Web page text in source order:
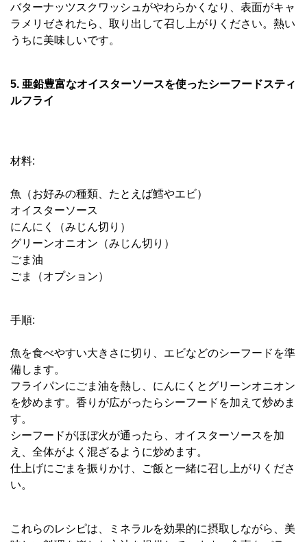
バターナッツスクワッシュがやわらかくなり、表面がキャ
ラメリゼされたら、取り出して召し上がりください。熱い
うちに美味しいです。
5. 亜鉛豊富なオイスターソースを使ったシーフードスティ
ルフライ
材料:
魚（お好みの種類、たとえば鱈やエビ）
オイスターソース
にんにく（みじん切り）
グリーンオニオン（みじん切り）
ごま油
ごま（オプション）
手順:
魚を食べやすい大きさに切り、エビなどのシーフードを準
備します。
フライパンにごま油を熱し、にんにくとグリーンオニオン
を炒めます。香りが広がったらシーフードを加えて炒めま
す。
シーフードがほぼ火が通ったら、オイスターソースを加
え、全体がよく混ざるように炒めます。
仕上げにごまを振りかけ、ご飯と一緒に召し上がりくださ
い。
これらのレシピは、ミネラルを効果的に摂取しながら、美